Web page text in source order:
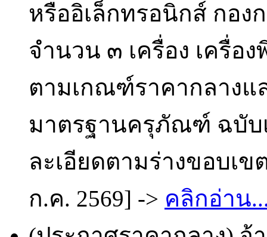
หรืออิเล็กทรอนิกส์ กอง
จำนวน ๓ เครื่อง เครื่อ
ตามเกณฑ์ราคากลาง
มาตรฐานครุภัณฑ์ ฉบับ
ละเอียดตามร่างขอบเข
ก.ค. 2569] -> คลิกอ่าน